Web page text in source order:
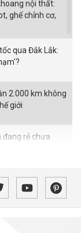
nội thất:
ghế chỉnh cơ,
qua Đắk Lắk:
2.000 km không
giới
đang rẻ chưa
tiền thương
đổi đáng chú